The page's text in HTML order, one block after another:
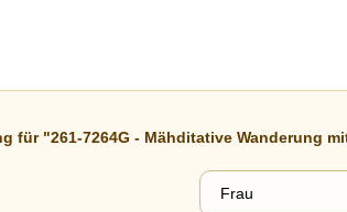
für "261-7264G - Mähditative Wanderung